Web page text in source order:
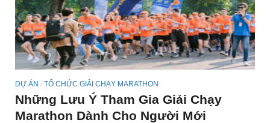
DỰ ÁN / TỔ CHỨC GIẢI CHẠY MARATHON
Những Lưu Ý Tham Gia Giải Chạy
Marathon Dành Cho Người Mới